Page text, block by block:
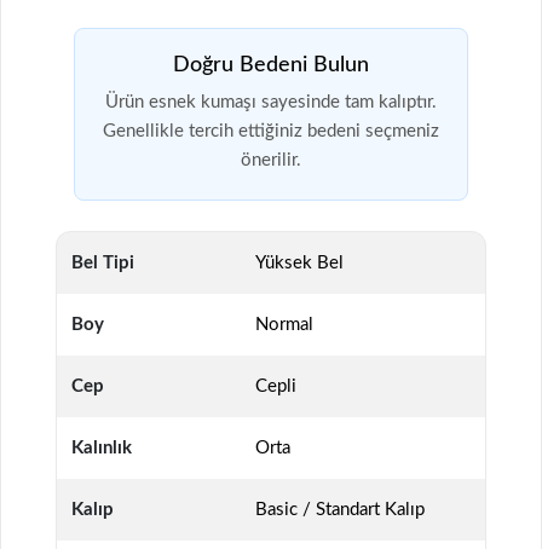
Doğru Bedeni Bulun
Ürün esnek kumaşı sayesinde tam kalıptır.
Genellikle tercih ettiğiniz bedeni seçmeniz
önerilir.
Bel Tipi Yüksek Bel
Boy Normal
Cep Cepli
Kalınlık Orta
Kalıp Basic / Standart Kalıp